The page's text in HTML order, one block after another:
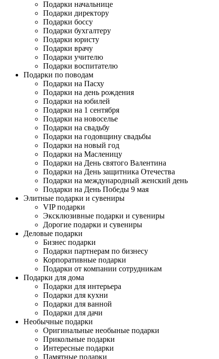
Подарки начальнице
Подарки директору
Подарки боссу
Подарки бухгалтеру
Подарки юристу
Подарки врачу
Подарки учителю
Подарки воспитателю
Подарки по поводам
Подарки на Пасху
Подарки на день рождения
Подарки на юбилей
Подарки на 1 сентября
Подарки на новоселье
Подарки на свадьбу
Подарки на годовщину свадьбы
Подарки на новый год
Подарки на Масленицу
Подарки на День святого Валентина
Подарки на День защитника Отечества
Подарки на международный женский день
Подарки на День Победы 9 мая
Элитные подарки и сувениры
VIP подарки
Эксклюзивные подарки и сувениры
Дорогие подарки и сувениры
Деловые подарки
Бизнес подарки
Подарки партнерам по бизнесу
Корпоративные подарки
Подарки от компании сотрудникам
Подарки для дома
Подарки для интерьера
Подарки для кухни
Подарки для ванной
Подарки для дачи
Необычные подарки
Оригинальные необыные подарки
Прикольные подарки
Интересные подарки
Памятные подарки